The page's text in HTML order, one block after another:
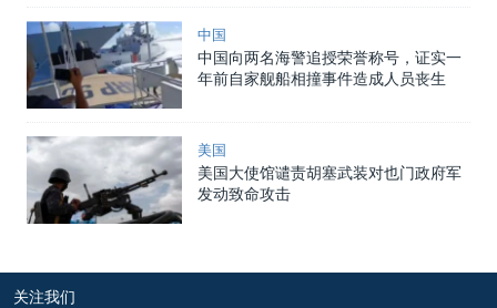
中国
中国向两名海警追授荣誉称号，证实一
年前自家舰船相撞事件造成人员丧生
美国
美国大使馆谴责胡塞武装对也门政府军
发动致命攻击
关注我们